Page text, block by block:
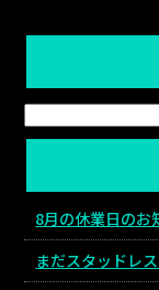
8月の休業日のお
まだスタッドレ